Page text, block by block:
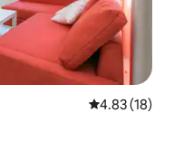
レビュー18
4.83 (18)